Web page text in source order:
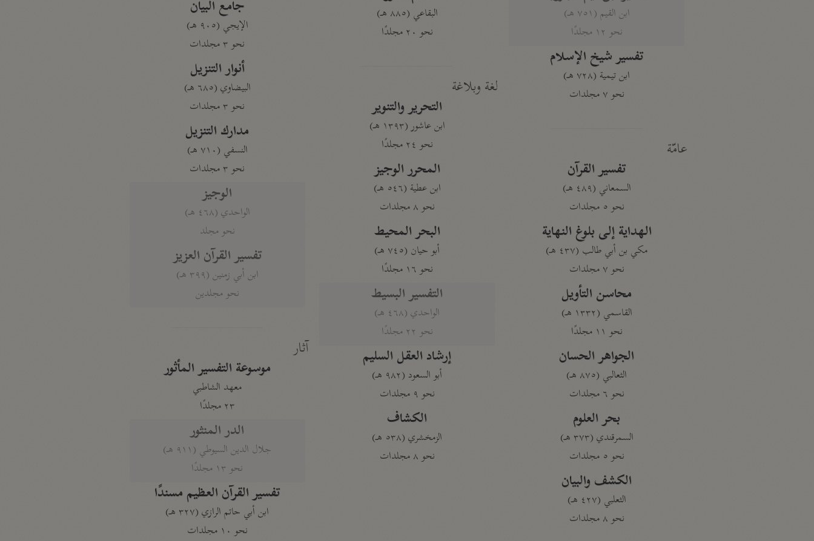
ابن القيم (٧٥١ هـ)
نحو ١٢ مجلدًا
تفسير شيخ الإسلام
ابن تيمية (٧٢٨ هـ)
نحو ٧ مجلدات
عامّة
تفسير القرآن
السمعاني (٤٨٩ هـ)
نحو ٥ مجلدات
الهداية إلى بلوغ النهاية
مكي بن أبي طالب (٤٣٧ هـ)
نحو ٧ مجلدات
محاسن التأويل
القاسمي (١٣٣٢ هـ)
نحو ١١ مجلدًا
الجواهر الحسان
الثعالبي (٨٧٥ هـ)
نحو ٦ مجلدات
بحر العلوم
السمرقندي (٣٧٣ هـ)
نحو ٥ مجلدات
الكشف والبيان
الثعلبي (٤٢٧ هـ)
نحو ٨ مجلدات
البقاعي (٨٨٥ هـ)
نحو ٢٠ مجلدًا
لغة وبلاغة
التحرير والتنوير
ابن عاشور (١٣٩٣ هـ)
نحو ٢٤ مجلدًا
المحرر الوجيز
ابن عطية (٥٤٦ هـ)
نحو ٨ مجلدات
البحر المحيط
أبو حيان (٧٤٥ هـ)
نحو ١٦ مجلدًا
التفسير البسيط
الواحدي (٤٦٨ هـ)
نحو ٢٢ مجلدًا
إرشاد العقل السليم
أبو السعود (٩٨٢ هـ)
نحو ٩ مجلدات
الكشاف
الزمخشري (٥٣٨ هـ)
نحو ٨ مجلدات
جامع البيان
الإيجي (٩٠٥ هـ)
نحو ٣ مجلدات
أنوار التنزيل
البيضاوي (٦٨٥ هـ)
نحو ٣ مجلدات
مدارك التنزيل
النسفي (٧١٠ هـ)
نحو ٣ مجلدات
الوجيز
الواحدي (٤٦٨ هـ)
نحو مجلد
تفسير القرآن العزيز
ابن أبي زمنين (٣٩٩ هـ)
نحو مجلدين
آثار
موسوعة التفسير المأثور
معهد الشاطبي
٢٣ مجلدًا
الدر المنثور
جلال الدين السيوطي (٩١١ هـ)
نحو ١٣ مجلدًا
تفسير القرآن العظيم مسندًا
ابن أبي حاتم الرازي (٣٢٧ هـ)
نحو ١٠ مجلدات